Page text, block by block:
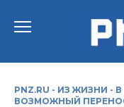
PNZ.RU - ИЗ ЖИЗНИ -
ВОЗМОЖНЫЙ